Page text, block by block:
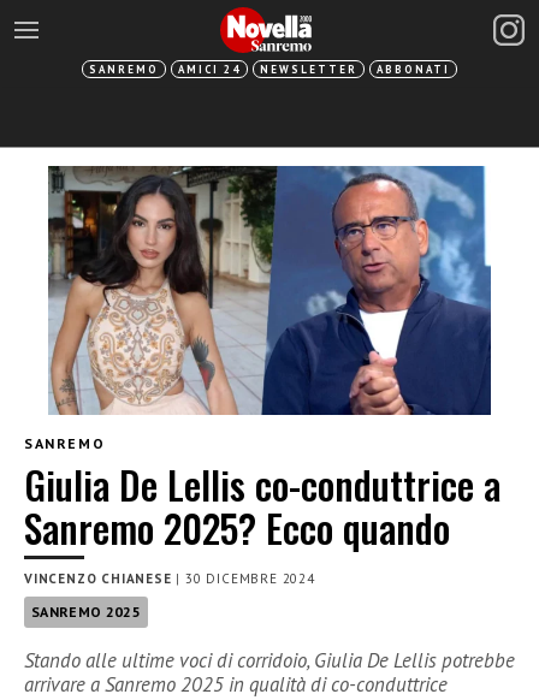
SANREMO AMICI 24 NEWSLETTER ABBONATI
SANREMO
Giulia De Lellis co-conduttrice a
Sanremo 2025? Ecco quando
VINCENZO CHIANESE |30 DICEMBRE 2024
SANREMO 2025
Stando alle ultime voci di corridoio, Giulia De Lellis potrebbe
arrivare a Sanremo 2025 in qualità di co-conduttrice